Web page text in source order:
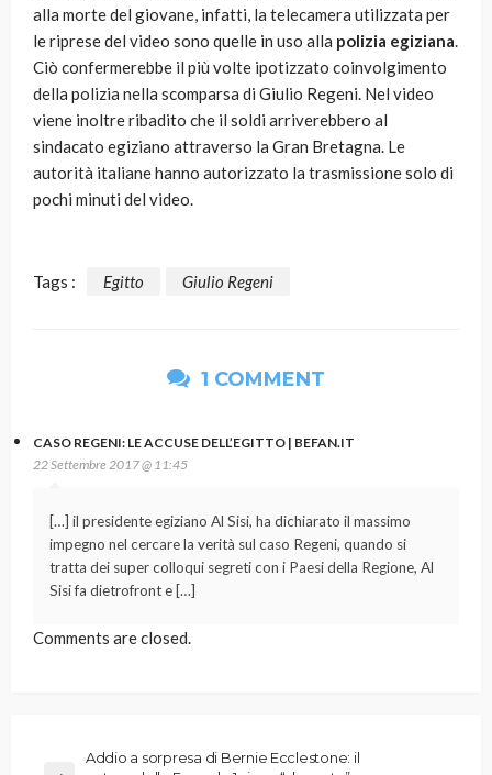
alla morte del giovane, infatti, la telecamera utilizzata per
le riprese del video sono quelle in uso alla polizia egiziana.
Ciò confermerebbe il più volte ipotizzato coinvolgimento
della polizia nella scomparsa di Giulio Regeni. Nel video
viene inoltre ribadito che il soldi arriverebbero al
sindacato egiziano attraverso la Gran Bretagna. Le
autorità italiane hanno autorizzato la trasmissione solo di
pochi minuti del video.
Tags : Egitto Giulio Regeni
1 COMMENT
CASO REGENI: LE ACCUSE DELL’EGITTO | BEFAN.IT
22 Settembre 2017 @ 11:45
[…] il presidente egiziano Al Sisi, ha dichiarato il massimo
impegno nel cercare la verità sul caso Regeni, quando si
tratta dei super colloqui segreti con i Paesi della Regione, Al
Sisi fa dietrofront e […]
Comments are closed.
Addio a sorpresa di Bernie Ecclestone: il